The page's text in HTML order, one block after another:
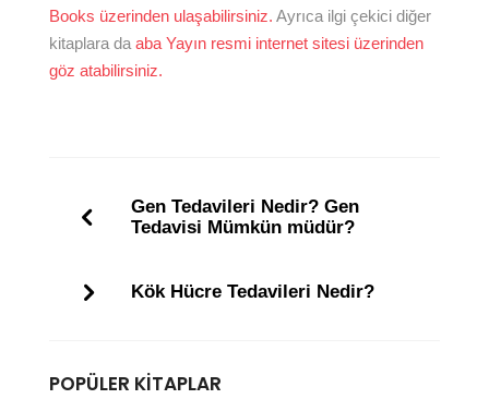
Books üzerinden ulaşabilirsiniz. Ayrıca ilgi çekici diğer
kitaplara daaba Yayın resmi internet sitesi üzerinden
göz atabilirsiniz.
Gen Tedavileri Nedir? Gen
Tedavisi Mümkün müdür?
Kök Hücre Tedavileri Nedir?
POPÜLER KITAPLAR